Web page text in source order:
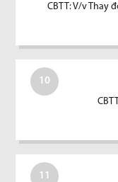
CBTT: V/v Thay
10
11